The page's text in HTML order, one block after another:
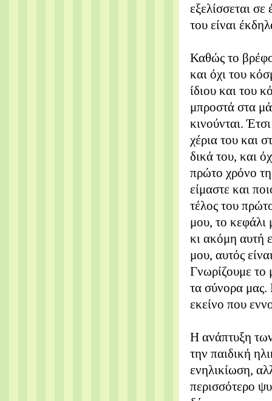
εξελίσσεται
του είναι
Καθώς το
και όχι του
ίδιου και του
μπροστά στα
κινούνται.
χέρια του και
δικά του, και
πρώτο χρόνο
είμαστε και
τέλος του
μου, το κεφάλι
κι ακόμη αυτή
μου, αυτός
Γνωρίζουμε το
τα σύνορα
εκείνο που
Η ανάπτυξη
την παιδική
ενηλικίωση,
περισσότερο